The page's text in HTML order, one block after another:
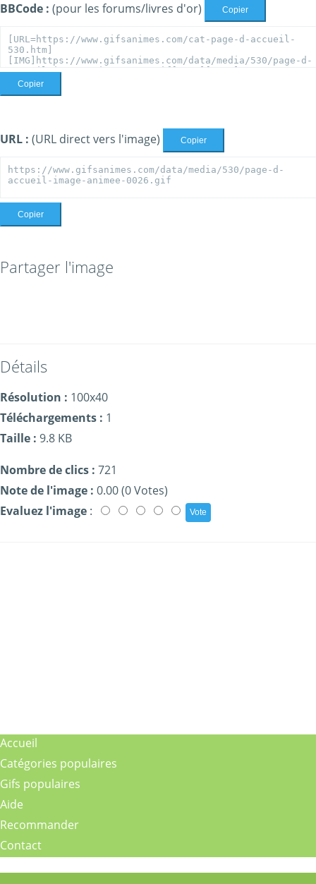
BBCode : (pour les forums/livres d'or) Copier
Copier
URL : (URL direct vers l'image) Copier
Copier
Partager l'image
Détails
Résolution : 100x40
Téléchargements : 1
Taille : 9.8 KB
Nombre de clics : 721
Note de l'image : 0.00 (0 Votes)
Evaluez l'image :
Accueil
Catégories populaires
Gifs populaires
Aide
Recommander
Contact